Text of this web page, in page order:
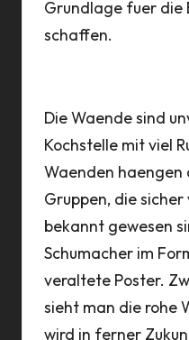
Grundlage fuer die
schaffen.
Die Waende sind
Kochstelle mit viel
Waenden haengen
Gruppen, die
bekannt gewesen
Schumacher im
veraltete Poster.
sieht man die rohe
wird in ferner